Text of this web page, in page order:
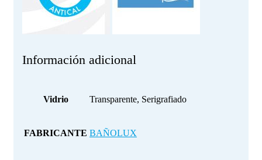
Información adicional
Vidrio Transparente, Serigrafiado
FABRICANTE BAÑOLUX